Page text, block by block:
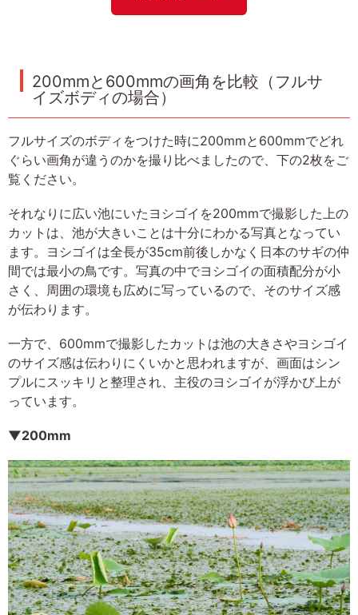
200mmと600mmの画角を比較（フルサ
イズボディの場合）
フルサイズのボディをつけた時に200mmと600mmでどれ
ぐらい画角が違うのかを撮り比べましたので、下の2枚をご
覧ください。
それなりに広い池にいたヨシゴイを200mmで撮影した上の
カットは、池が大きいことは十分にわかる写真となってい
ます。ヨシゴイは全長が35cm前後しかなく日本のサギの仲
間では最小の鳥です。写真の中でヨシゴイの面積配分が小
さく、周囲の環境も広めに写っているので、そのサイズ感
が伝わります。
一方で、600mmで撮影したカットは池の大きさやヨシゴイ
のサイズ感は伝わりにくいかと思われますが、画面はシン
プルにスッキリと整理され、主役のヨシゴイが浮かび上が
っています。
▼200mm